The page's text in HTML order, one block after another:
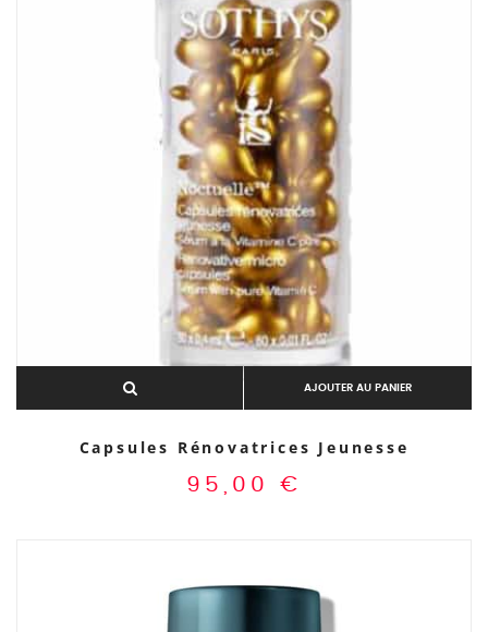
AJOUTER AU PANIER
Capsules Rénovatrices Jeunesse
95,00 €